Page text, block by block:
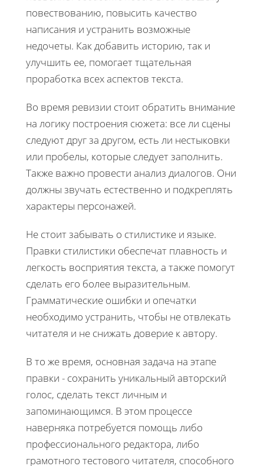
повествованию, повысить качество
написания и устранить возможные
недочеты. Как добавить историю, так и
улучшить ее, помогает тщательная
проработка всех аспектов текста.
Во время ревизии стоит обратить внимание
на логику построения сюжета: все ли сцены
следуют друг за другом, есть ли нестыковки
или пробелы, которые следует заполнить.
Также важно провести анализ диалогов. Они
должны звучать естественно и подкреплять
характеры персонажей.
Не стоит забывать о стилистике и языке.
Правки стилистики обеспечат плавность и
легкость восприятия текста, а также помогут
сделать его более выразительным.
Грамматические ошибки и опечатки
необходимо устранить, чтобы не отвлекать
читателя и не снижать доверие к автору.
В то же время, основная задача на этапе
правки - сохранить уникальный авторский
голос, сделать текст личным и
запоминающимся. В этом процессе
наверняка потребуется помощь либо
профессионального редактора, либо
грамотного тестового читателя, способного